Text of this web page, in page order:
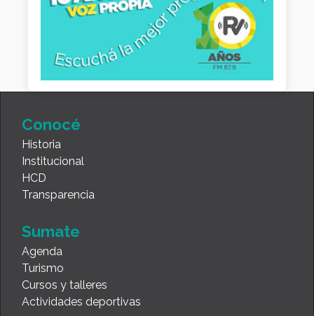
Conocé
Historia
Institucional
HCD
Transparencia
Sumate
Agenda
Turismo
Cursos y talleres
Actividades deportivas